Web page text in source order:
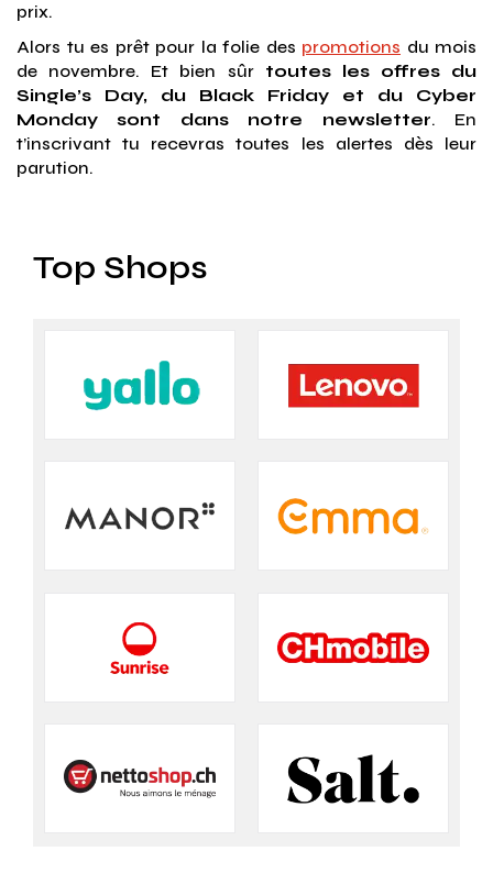
prix.
Alors tu es prêt pour la folie des promotions du mois
de novembre. Et bien sûr toutes les offres du
Single’s Day, du Black Friday et du Cyber
Monday sont dans notre newsletter. En
t’inscrivant tu recevras toutes les alertes dès leur
parution.
Top Shops